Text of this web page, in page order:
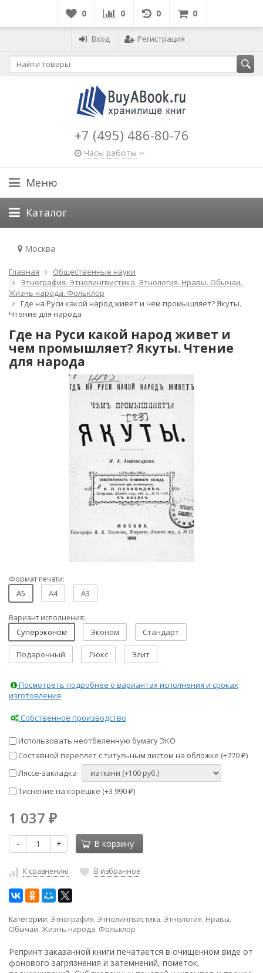
0 0 0 0
Вход Регистрация
+7 (495) 486-80-76
Часы работы
Меню
Каталог
Москва
Главная
Общественные науки
Этнография. Этнолингвистика. Этнология. Нравы. Обычаи.
Жизнь народа. Фольклор
Где на Руси какой народ живет и чем промышляет? Якуты.
Чтение для народа
Где на Руси какой народ живет и
чем промышляет? Якуты. Чтение
для народа
Формат печати:
A5 A4 A3
Вариант исполнения:
Суперэконом Эконом Стандарт
Подарочный Люкс Элит
Посмотреть подробнее о вариантах исполнения и сроках
изготовления
Собственное производство
Использовать неотбеленную бумагу ЭКО
Составной переплет с титульным листом на обложке (+770 ₽)
Ляссе-закладка
Тиснение на корешке (+3 990 ₽)
1 037 ₽
- + В корзину
К сравнению В избранное
Категории: Этнография. Этнолингвистика. Этнология. Нравы.
Обычаи. Жизнь народа. Фольклор
Репринт заказанной книги печатается в очищенном виде от
фонового загрязнения и затемнений, пометок,